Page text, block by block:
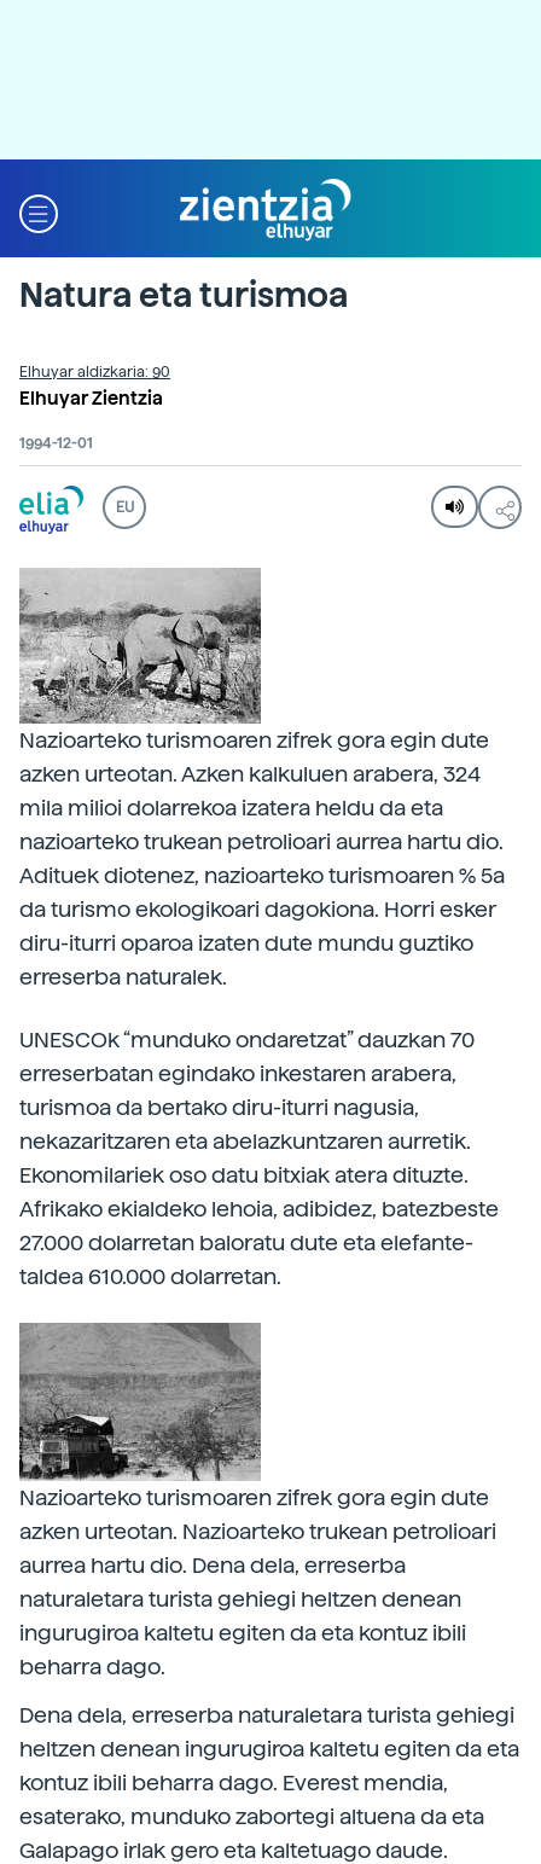
Natura eta turismoa
Elhuyar aldizkaria: 90
Elhuyar Zientzia
1994-12-01
EU
Nazioarteko turismoaren zifrek gora egin dute
azken urteotan. Azken kalkuluen arabera, 324
mila milioi dolarrekoa izatera heldu da eta
nazioarteko trukean petrolioari aurrea hartu dio.
Adituek diotenez, nazioarteko turismoaren % 5a
da turismo ekologikoari dagokiona. Horri esker
diru-iturri oparoa izaten dute mundu guztiko
erreserba naturalek.
UNESCOk “munduko ondaretzat” dauzkan 70
erreserbatan egindako inkestaren arabera,
turismoa da bertako diru-iturri nagusia,
nekazaritzaren eta abelazkuntzaren aurretik.
Ekonomilariek oso datu bitxiak atera dituzte.
Afrikako ekialdeko lehoia, adibidez, batezbeste
27.000 dolarretan baloratu dute eta elefante-
taldea 610.000 dolarretan.
Nazioarteko turismoaren zifrek gora egin dute
azken urteotan. Nazioarteko trukean petrolioari
aurrea hartu dio. Dena dela, erreserba
naturaletara turista gehiegi heltzen denean
ingurugiroa kaltetu egiten da eta kontuz ibili
beharra dago.
Dena dela, erreserba naturaletara turista gehiegi
heltzen denean ingurugiroa kaltetu egiten da eta
kontuz ibili beharra dago. Everest mendia,
esaterako, munduko zabortegi altuena da eta
Galapago irlak gero eta kaltetuago daude.